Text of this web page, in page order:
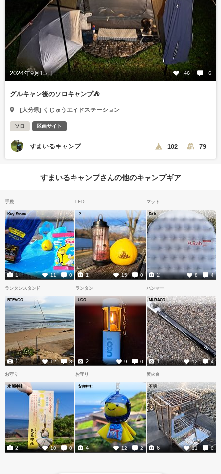
2024年9月15日 46 6
グルキャン後のソロキャンプ⛺
[大分県] くじゅうエイドステーション
ソロ 区画サイト
すまいるキャンプ 102 79
すまいるキャンプさんの他のキャンプギア
手袋
Key Stone
11 0
1
LED
？
15 0
1
マット
Rab
8 4
2
ランタンスタンド
BTEVGO
12 8
1
ランタン
UCO
9 0
2
ハンマー
MURACO
12 4
1
お守り
氷川神社
10 0
2
お守り
安住神社
12 2
4
焚火台
不明
11 0
6